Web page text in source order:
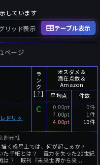
Pt
Pt
件
人
月以降
年
年
しています
リッド表示 テーブル表示
ページ
ラ
ン
ク
[ ？]
オスダメ＆
潜在点数＆
Amazon
平均点
件数
ドリッ
C
0.00pt
7.00pt
4.00pt
0件
1件
10件
創元社
く惑星上では、何が起こるか？
た手紙とは？ 電力を失った20世紀
は？ 既刊『未来世界から来...